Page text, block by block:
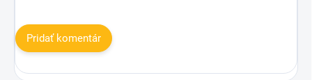
Pridať komentár